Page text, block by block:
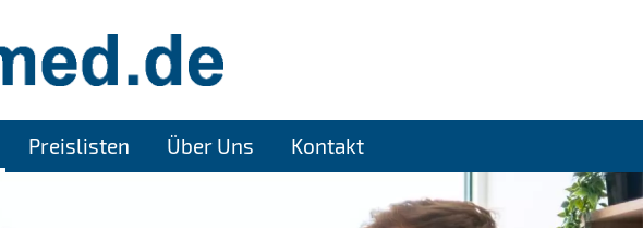
Preislisten Über Uns Kontakt